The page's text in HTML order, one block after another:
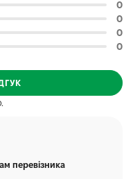
0
0
0
0
перевізника